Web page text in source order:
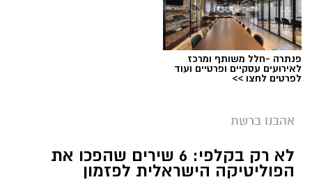
למילים וצפו בקלפי הרשמי
פנתרה -חלל משותף ומרכז
לאירועים עסקיים ופרטיים ועוד
לפרטים לחצו >>
אהבנו ברשת
לא רק בקלפי: 6 שירים שהפכו את
הפוליטיקה הישראלית לפזמון